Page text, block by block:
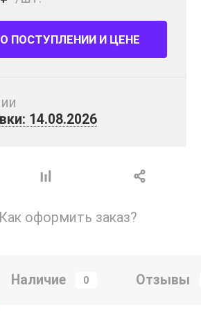
ПОСТУПЛЕНИИ И ЦЕНЕ
14.08.2026
Как оформить заказ?
Наличие 0 Отзывы